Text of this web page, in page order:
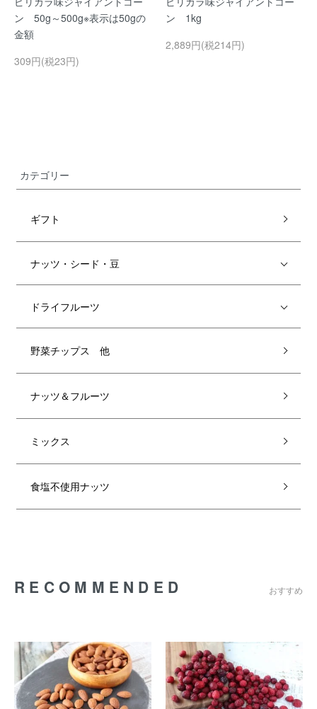
ン 50g～500g※表示は50gの
金額
309円(税23円)
ン 1kg
2,889円(税214円)
カテゴリー
ギフト
ナッツ・シード・豆
ドライフルーツ
野菜チップス 他
ナッツ＆フルーツ
ミックス
食塩不使用ナッツ
RECOMMENDED おすすめ